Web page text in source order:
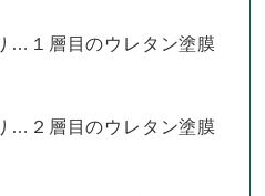
…１層目のウレタン塗膜
…２層目のウレタン塗膜